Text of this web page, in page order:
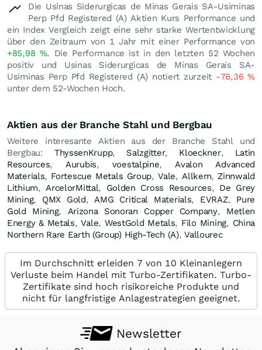
Die Usinas Siderurgicas de Minas Gerais SA-Usiminas
Perp Pfd Registered (A) Aktien Kurs Performance und
ein Index Vergleich zeigt eine sehr starke Wertentwicklung
über den Zeitraum von 1 Jahr mit einer Performance von
+85,98 %. Die Performance ist in den letzten 52 Wochen
positiv und Usinas Siderurgicas de Minas Gerais SA-
Usiminas Perp Pfd Registered (A) notiert zurzeit -76,36%
unter dem 52-Wochen Hoch.
Aktien aus der Branche Stahl und Bergbau
Weitere interesante Aktien aus der Branche Stahl und
Bergbau: ThyssenKrupp, Salzgitter, Kloeckner, Latin
Resources,Aurubis, voestalpine,Avalon Advanced
Materials, Fortescue Metals Group,Vale,Allkem,Zinnwald
Lithium,ArcelorMittal, Golden Cross Resources, De Grey
Mining, QMX Gold,AMG Critical Materials, EVRAZ, Pure
Gold Mining, Arizona Sonoran Copper Company, Metlen
Energy & Metals,Vale, WestGold Metals, Filo Mining, China
Northern Rare Earth (Group) High-Tech (A),Vallourec
Im Durchschnitt erleiden 7 von 10 Kleinanlegern
Verluste beim Handel mit Turbo-Zertifikaten. Turbo-
Zertifikate sind hoch risikoreiche Produkte und
nicht für langfristige Anlagestrategien geeignet.
Newsletter